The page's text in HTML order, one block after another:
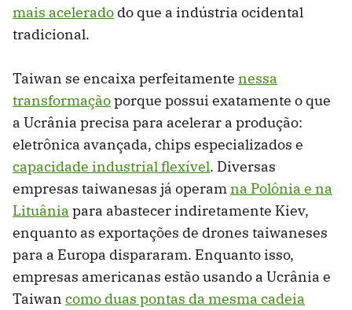
mais acelerado do que a indústria ocidental
tradicional.
Taiwan se encaixa perfeitamente nessa
transformaçãoporque possui exatamente o que
a Ucrânia precisa para acelerar a produção:
eletrônica avançada, chips especializados e
capacidade industrial flexível. Diversas
empresas taiwanesas já operamna Polônia e na
Lituânia para abastecer indiretamente Kiev,
enquanto as exportações de drones taiwaneses
para a Europa dispararam. Enquanto isso,
empresas americanas estão usando a Ucrânia e
Taiwan como duas pontas da mesma cadeia